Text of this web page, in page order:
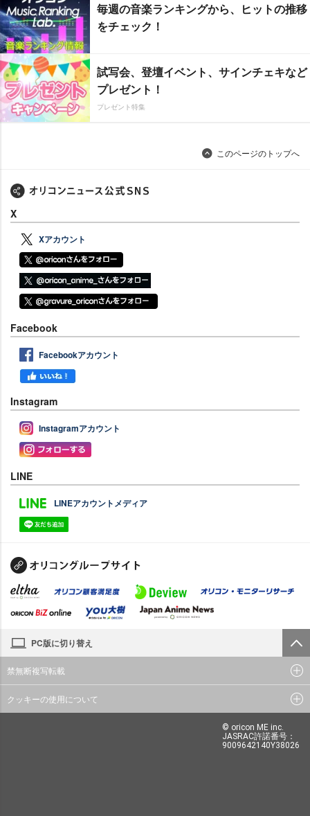
毎週の音楽ランキングから、ヒットの推移
をチェック！
試写会、登壇イベント、サインチェキなど
プレゼント！
プレゼント特集
このページのトップへ
X
Xアカウント
Facebook
Facebookアカウント
Instagram
Instagramアカウント
LINE
LINEアカウントメディア
PC版に切り替え
禁無断複写転載
クッキーの使用について
© oricon ME inc.
JASRAC許諾番号：
9009642140Y38026